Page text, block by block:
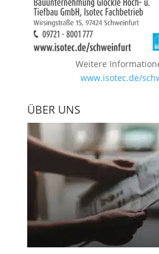
Weitere
www.isotec.de/
ÜBER UNS